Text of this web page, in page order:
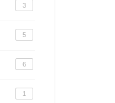
3
5
6
1